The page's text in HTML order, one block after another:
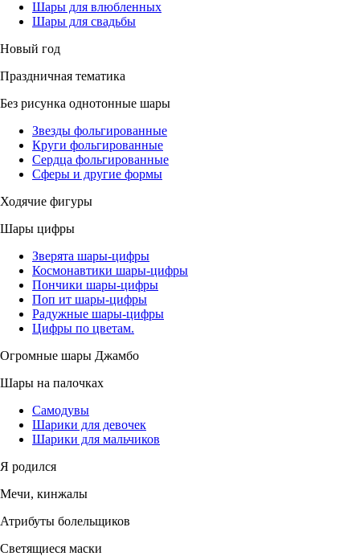
Шары для влюбленных
Шары для свадьбы
Новый год
Праздничная тематика
Без рисунка однотонные шары
Звезды фольгированные
Круги фольгированные
Сердца фольгированные
Сферы и другие формы
Ходячие фигуры
Шары цифры
Зверята шары-цифры
Космонавтики шары-цифры
Пончики шары-цифры
Поп ит шары-цифры
Радужные шары-цифры
Цифры по цветам.
Огромные шары Джамбо
Шары на палочках
Самодувы
Шарики для девочек
Шарики для мальчиков
Я родился
Мечи, кинжалы
Атрибуты болельщиков
Светящиеся маски